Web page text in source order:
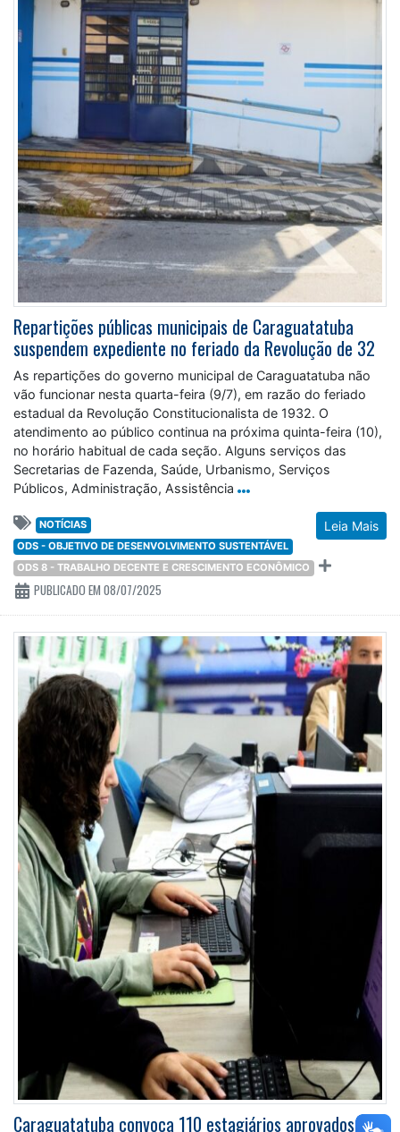
Repartições públicas municipais de Caraguatatuba
suspendem expediente no feriado da Revolução de 32
As repartições do governo municipal de Caraguatatuba não
vão funcionar nesta quarta-feira (9/7), em razão do feriado
estadual da Revolução Constitucionalista de 1932. O
atendimento ao público continua na próxima quinta-feira (10),
no horário habitual de cada seção. Alguns serviços das
Secretarias de Fazenda, Saúde, Urbanismo, Serviços
Públicos, Administração, Assistência
Leia Mais
NOTÍCIAS
ODS - OBJETIVO DE DESENVOLVIMENTO SUSTENTÁVEL
ODS 8 - TRABALHO DECENTE E CRESCIMENTO ECONÔMICO
PUBLICADO EM 08/07/2025
Caraguatatuba convoca 110 estagiários aprovados nos